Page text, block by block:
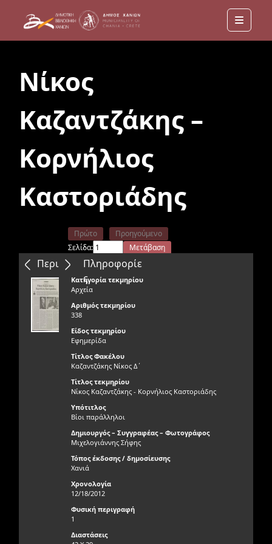
Menu
Νίκος
Καζαντζάκης –
Κορνήλιος
Καστοριάδης
Περιεχόμενα
Πρώτο
Προηγούμενο
Σελίδα:
Μετάβαση
Επόμενο
Τελευταίο
Πληροφορίε
ς
Κατηγορία τεκμηρίου
Αρχεία
Αριθμός τεκμηρίου
338
Είδος τεκμηρίου
Εφημερίδα
Τίτλος Φακέλου
Καζαντζάκης Νίκος Δ΄
Τίτλος τεκμηρίου
Νίκος Καζαντζάκης - Κορνήλιος Καστοριάδης
Υπότιτλος
Βίοι παράλληλοι
Δημιουργός – Συγγραφέας – Φωτογράφος
Μιχελογιάννης Σήφης
Τόπος έκδοσης / δημοσίευσης
Χανιά
Χρονολογία
12/18/2012
Φυσική περιγραφή
1
Διαστάσεις